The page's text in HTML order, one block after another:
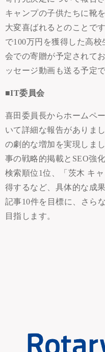
キャンプの子供たちに靴
大変喜ばれるとのことで
で100万円を獲得した高
会での寄贈が予定されて
ッセージ動画も送る予定で
■IT委員会
喜田委員長からホームペ
いて詳細な報告がありま
の劇的な増加を実現しま
事の戦略的掲載とSEO強
検索順位1位、「茨木 キ
得するなど、具体的な成
記事10件を目標に、さら
目指します。